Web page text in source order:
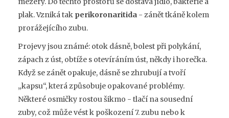
plak. Vzniká tak perikoronaritida - zánět tkáně kolem
prorážejícího zubu.
Projevy jsou známé: otok dásně, bolest při polykání,
zápach z úst, obtíže s otevíráním úst, někdy i horečka.
Když se zánět opakuje, dásně se zhrubují a tvoří
„kapsu“, která způsobuje opakované problémy.
Některé osmičky rostou šikmo - tlačí na sousední
zuby, což může vést k poškození 7. zubu nebo k